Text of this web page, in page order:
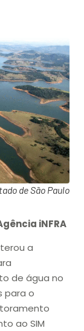
de São Paulo
iNFRA
a
de água no
para o
ao SIM